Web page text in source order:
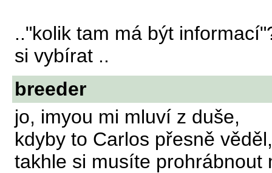
.."kolik tam má být
si vybírat ..
breeder
jo, imyou mi mluví z duše,
kdyby to Carlos přesně
takhle si musíte prohrábnout